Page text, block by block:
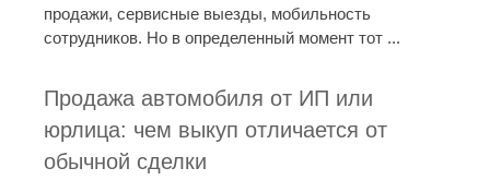
продажи, сервисные выезды, мобильность
сотрудников. Но в определенный момент тот ...
Продажа автомобиля от ИП или
юрлица: чем выкуп отличается от
обычной сделки